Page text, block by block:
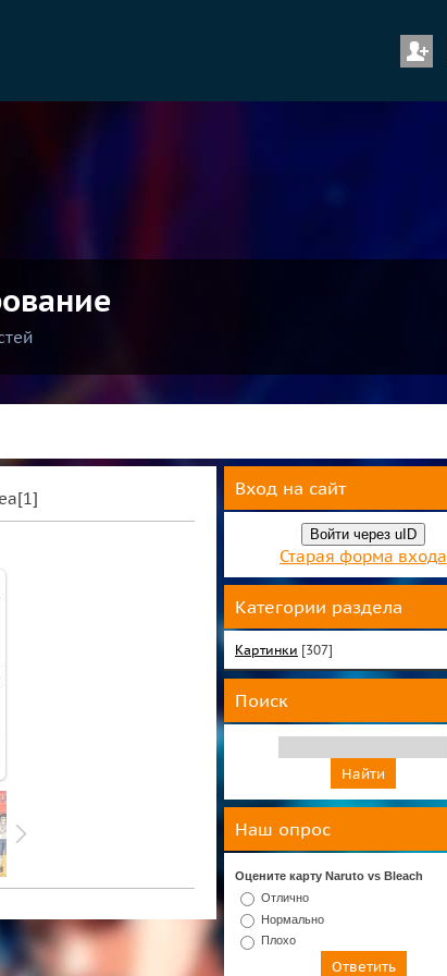
Вход на сайт
Войти через uID
Старая форма входа
Категории раздела
Картинки [307]
Поиск
Наш опрос
Оцените карту Naruto vs Bleach
Отлично
Нормально
Плохо